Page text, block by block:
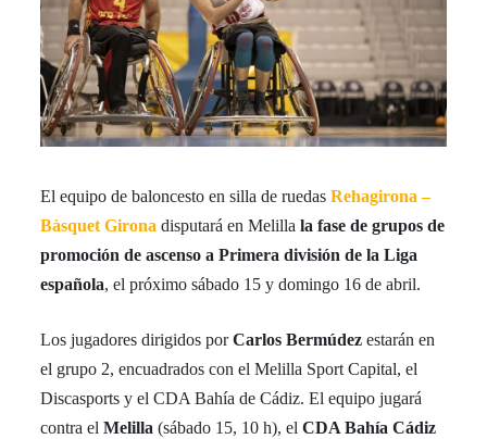
El equipo de baloncesto en silla de ruedasRehagirona –
Bàsquet Girona disputará en Melillala fase de grupos de
promoción de ascenso a Primera división de la Liga
española, el próximo sábado 15 y domingo 16 de abril.
Los jugadores dirigidos porCarlos Bermúdez estarán en
el grupo 2, encuadrados con el Melilla Sport Capital, el
Discasports y el CDA Bahía de Cádiz. El equipo jugará
contra elMelilla (sábado 15, 10 h), elCDA Bahía Cádiz